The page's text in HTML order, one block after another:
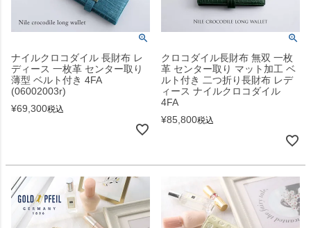
ナイルクロコダイル 長財布 レ
ディース 一枚革 センター取り
薄型 ベルト付き 4FA
(06002003r)
¥69,300税込
クロコダイル長財布 無双 一枚
革 センター取り マット加工 ベ
ルト付き 二つ折り長財布 レデ
ィース ナイルクロコダイル
4FA
¥85,800税込